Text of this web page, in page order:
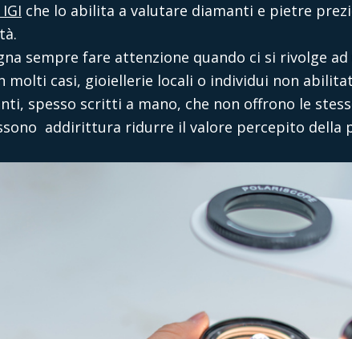
che lo abilita a valutare diamanti e pietre
sempre fare attenzione quando ci si rivolge
molti casi, gioiellerie locali o individui non
spesso scritti a mano, che non offrono le
addirittura ridurre il valore percepito della